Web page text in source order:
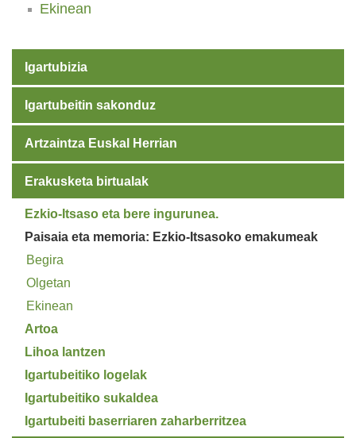
Ekinean
Igartubizia
Igartubeitin sakonduz
Artzaintza Euskal Herrian
Erakusketa birtualak
Ezkio-Itsaso eta bere ingurunea.
Paisaia eta memoria: Ezkio-Itsasoko emakumeak
Begira
Olgetan
Ekinean
Artoa
Lihoa lantzen
Igartubeitiko logelak
Igartubeitiko sukaldea
Igartubeiti baserriaren zaharberritzea